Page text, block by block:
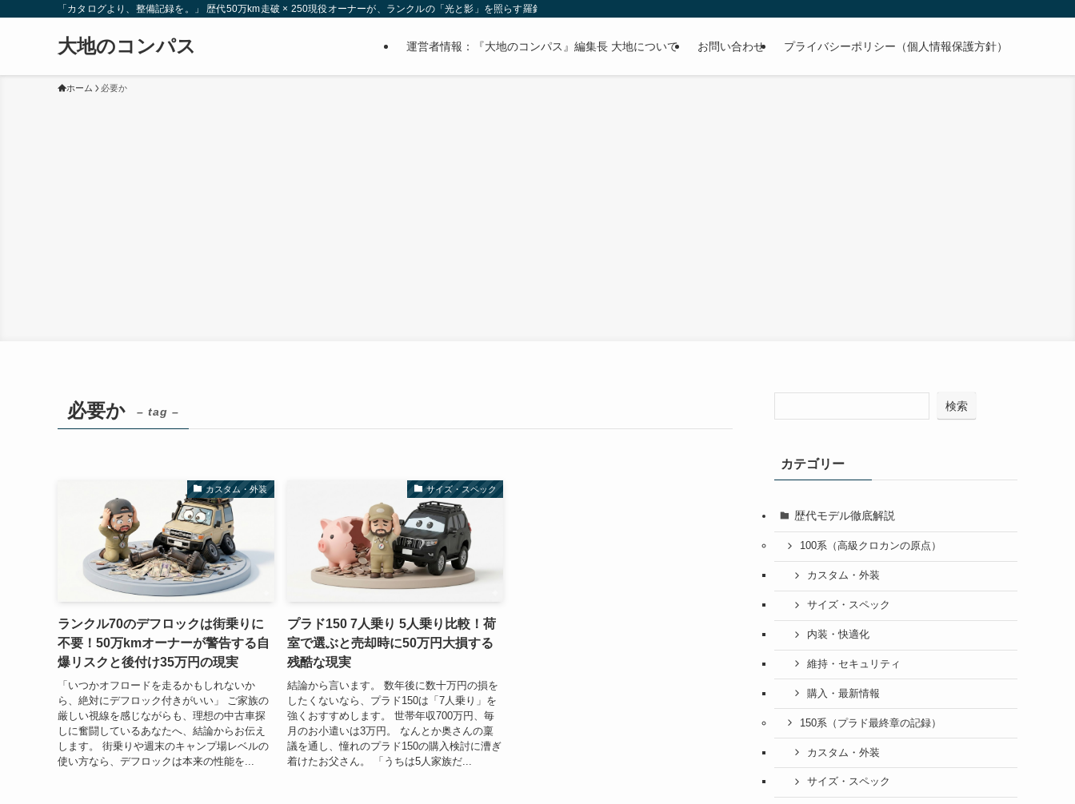
「カタログより、整備記録を。」 歴代50万km走破 × 250現役オーナーが、ランクルの「光と影」を照らす羅針盤。
大地のコンパス 運営者情報：『大地のコンパス』編集長 大地について お問い合わせ プライバシーポリシー（個人情報保護方針）
ホーム 必要か
必要か – tag –
カスタム・外装
ランクル70のデフロックは街乗りに
不要！50万kmオーナーが警告する自
爆リスクと後付け35万円の現実
「いつかオフロードを走るかもしれないか
ら、絶対にデフロック付きがいい」 ご家族の
厳しい視線を感じながらも、理想の中古車探
しに奮闘しているあなたへ、結論からお伝え
します。 街乗りや週末のキャンプ場レベルの
使い方なら、デフロックは本来の性能を...
サイズ・スペック
プラド150 7人乗り 5人乗り比較！荷
室で選ぶと売却時に50万円大損する
残酷な現実
結論から言います。 数年後に数十万円の損を
したくないなら、プラド150は「7人乗り」を
強くおすすめします。 世帯年収700万円、毎
月のお小遣いは3万円。 なんとか奥さんの稟
議を通し、憧れのプラド150の購入検討に漕ぎ
着けたお父さん。 「うちは5人家族だ...
検索
カテゴリー
歴代モデル徹底解説
100系（高級クロカンの原点）
カスタム・外装
サイズ・スペック
内装・快適化
維持・セキュリティ
購入・最新情報
150系（プラド最終章の記録）
カスタム・外装
サイズ・スペック